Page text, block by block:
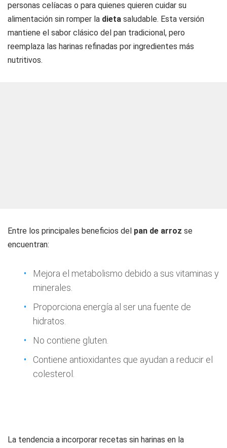
personas celíacas o para quienes quieren cuidar su
alimentación sin romper la dieta saludable. Esta versión
mantiene el sabor clásico del pan tradicional, pero
reemplaza las harinas refinadas por ingredientes más
nutritivos.
Entre los principales beneficios del pan de arroz se
encuentran:
Mejora el metabolismo debido a sus vitaminas y
minerales.
Proporciona energía al ser una fuente de
hidratos.
No contiene gluten.
Contiene antioxidantes que ayudan a reducir el
colesterol.
La tendencia a incorporar recetas sin harinas en la